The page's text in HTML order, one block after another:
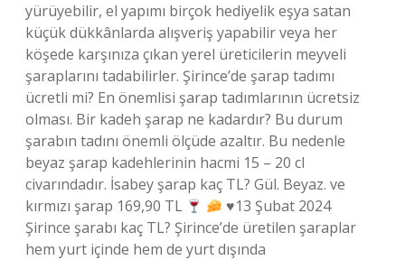
yürüyebilir, el yapımı birçok hediyelik eşya satan
küçük dükkânlarda alışveriş yapabilir veya her
köşede karşınıza çıkan yerel üreticilerin meyveli
şaraplarını tadabilirler. Şirince’de şarap tadımı
ücretli mi? En önemlisi şarap tadımlarının ücretsiz
olması. Bir kadeh şarap ne kadardır? Bu durum
şarabın tadını önemli ölçüde azaltır. Bu nedenle
beyaz şarap kadehlerinin hacmi 15 – 20 cl
civarındadır. İsabey şarap kaç TL? Gül. Beyaz. ve
kırmızı şarap 169,90 TL
♥️13 Şubat 2024
Şirince şarabı kaç TL? Şirince’de üretilen şaraplar
hem yurt içinde hem de yurt dışında